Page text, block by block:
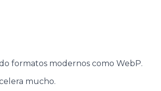
formatos modernos como WebP.
mucho.